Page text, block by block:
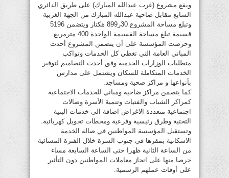
ويقع مشروع (غرب عبدالله المبارك) على طريق الدائري
السابع مقابل ضاحية عبدالله المبارك من الجهة الغربية
وتبلغ مساحة المشروع 30ر899 هكتار ويتضمن 5196
قسيمة تبلغ مساحة القسيمة الواحدة 400 مترمربع.
وحرصت المؤسسة على أن يتضمن المشروع أحدث
المباني العامة التي تغطي كل الخدمات وتواكب
متطلبات الوزارات الخدمية وفق أحدث التصاميم لتوفير
الخدمات المتكاملة للسكان ويشتمل على مدارس
بأنواعها و مراكز صحية ومساجد.
كما يتضمن مراكز ضاحية ومباني للخدمات الاجتماعية
كمراكز الشباب والفتيات وتنمية الأسرة وصالات
اجتماعية متعددة الاغراض اضافة الى خدمات البنية
التحتية وطرق رئيسية وفرعية ومحطات تحويل كهربائية.
وتستقبل المؤسسة المواطنين في صالة الخدمة
الاسكانية بمقرها في جنوب السرة خلال الفترة المسائية
من الساعة الثانية ظهرا حتى الساعة السابعة مساء
حرصا منها على انجاز معاملات المواطنين دون التأثير
على أوقات عملهم الرسمية.